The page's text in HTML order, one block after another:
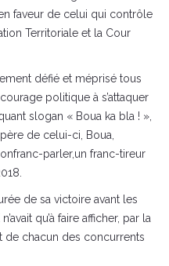
faveur de celui qui contrôle
Territoriale et la Cour
défié et méprisé tous
politique à s’attaquer
slogan « Boua ka bla ! »,
de celui-ci, Boua,
parler,un franc-tireur
de sa victoire avant les
qu’à faire afficher, par la
de chacun des concurrents